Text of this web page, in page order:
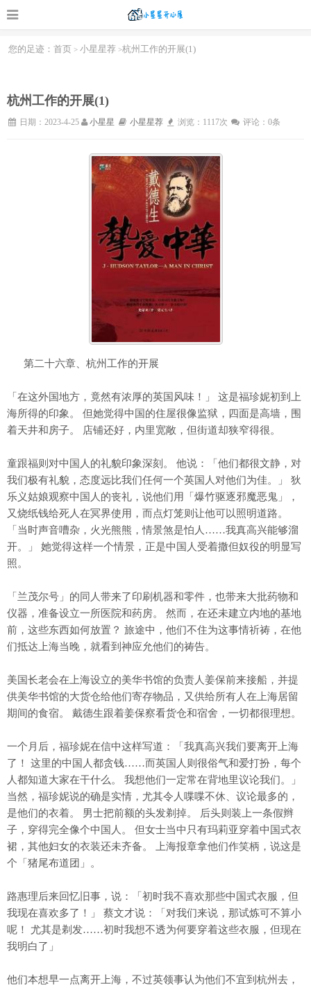
您的足迹： 首页 > 小星星荐 >杭州工作的开展(1)
杭州工作的开展(1)
日期：2023-4-25 小星星 小星星荐 浏览：1117次 评论：0条
第二十六章、杭州工作的开展
「在这外国地方，竟然有浓厚的英国风味！」 这是福珍妮初到上
海所得的印象。 但她觉得中国的住屋很像监狱，四面是高墙，围
着天井和房子。 店铺还好，内里宽敞，但街道却狭窄得很。
童跟福则对中国人的礼貌印象深刻。 他说：「他们都很文静，对
我们极有礼貌，态度远比我们任何一个英国人对他们为佳。」 狄
乐义姑娘观察中国人的丧礼，说他们用「爆竹驱逐邪魔恶鬼」，
又烧纸钱给死人在冥界使用，而点灯笼则让他可以照明道路。
「当时声音嘈杂，火光熊熊，情景煞是怕人……我真高兴能够溜
开。」 她觉得这样一个情景，正是中国人受着撒但奴役的明显写
照。
「兰茂尔号」的同人带来了印刷机器和零件，也带来大批药物和
仪器，准备设立一所医院和药房。 然而，在还未建立内地的基地
前，这些东西如何放置？ 旅途中，他们不住为这事情祈祷，在他
们抵达上海当晚，就看到神应允他们的祷告。
美国长老会在上海设立的美华书馆的负责人姜保前来接船，并提
供美华书馆的大货仓给他们寄存物品，又供给所有人在上海居留
期间的食宿。 戴德生跟着姜保察看货仓和宿舍，一切都很理想。
一个月后，福珍妮在信中这样写道：「我真高兴我们要离开上海
了！ 这里的中国人都贪钱……而英国人则很俗气和爱打扮，每个
人都知道大家在干什么。 我想他们一定常在背地里议论我们。」
当然，福珍妮说的确是实情，尤其令人喋喋不休、议论最多的，
是他们的衣着。 男士把前额的头发剃掉。 后头则装上一条假辫
子，穿得完全像个中国人。 但女士当中只有玛莉亚穿着中国式衣
裙，其他妇女的衣装还未齐备。 上海报章拿他们作笑柄，说这是
个「猪尾布道团」。
路惠理后来回忆旧事，说：「初时我不喜欢那些中国式衣服，但
我现在喜欢多了！」 蔡文才说：「对我们来说，那试炼可不算小
呢！ 尤其是剃发……初时我想不透为何要穿着这些衣服，但现在
我明白了」
他们本想早一点离开上海，不过英领事认为他们不宜到杭州去，